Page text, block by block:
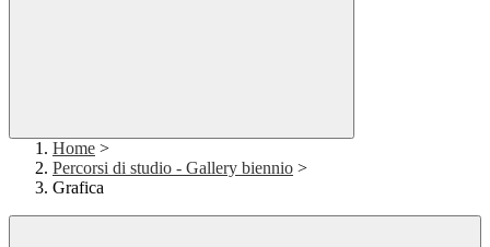
Home >
Percorsi di studio - Gallery biennio >
Grafica